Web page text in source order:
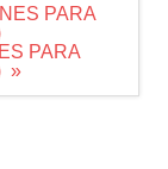
PARA
PARA
»